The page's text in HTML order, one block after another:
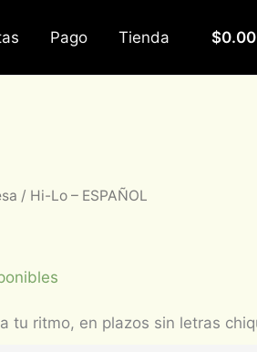
Pago Tienda $0.00
/ Hi-Lo – ESPAÑOL